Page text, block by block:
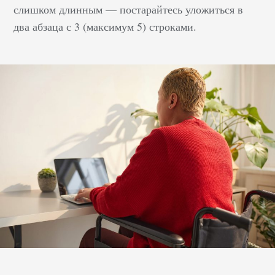
слишком длинным — постарайтесь уложиться в
два абзаца с 3 (максимум 5) строками.